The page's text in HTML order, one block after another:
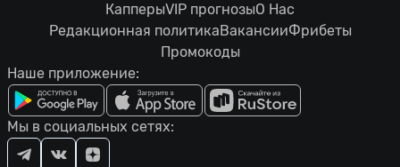
КапперыVIP прогнозыО Нас
Редакционная политикаВакансииФрибеты
Промокоды
Наше приложение:
Мы в социальных сетях: